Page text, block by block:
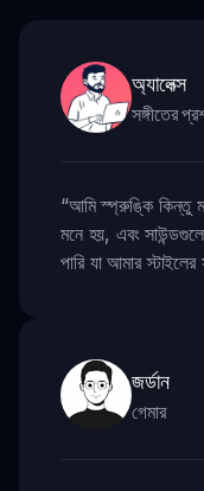
অ্যালেক্স
সঙ্গীতের
“আমি স্প্রুঙ্কি কিন্তু
মনে হয়, এবং
পারি যা আমার স্টাইলের
জর্ডান
গেমার